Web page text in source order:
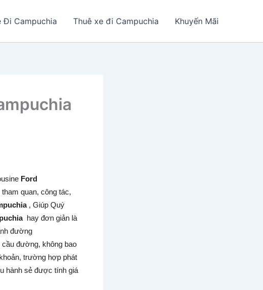
Đi Campuchia Thuê xe đi Campuchia Khuyến Mãi
Ford
quan, công tác,
, Giúp Quý
hay đơn giản là
đường
cầu đường, không bao
trường hợp phát
hành sẻ được tính giá